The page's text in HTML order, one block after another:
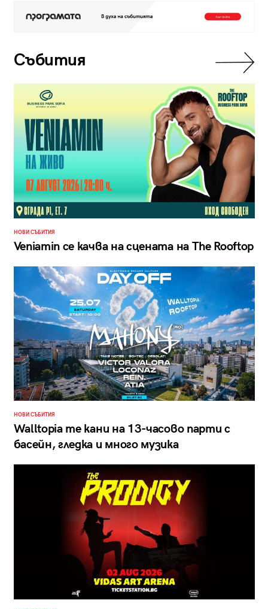
Събития
НОВИ СЪБИТИЯ
Veniamin се качва на сцената на The Rooftop
НОВИ СЪБИТИЯ
Walltopia те кани на 13-часово парти с
басейн, гледка и много музика